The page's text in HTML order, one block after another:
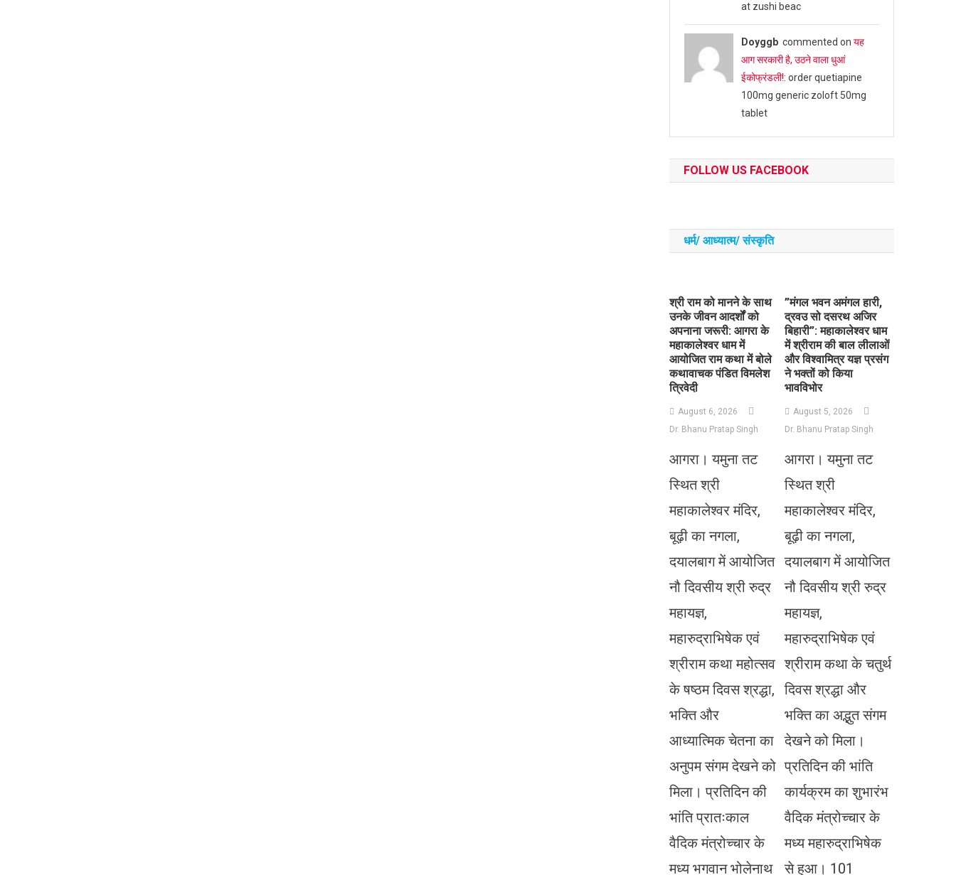
at zushi beac
Doyggbcommented on यह
आग सरकारी है, उठने वाला धुआं
ईकोफ्रंडली!: order quetiapine
100mg generic zoloft 50mg
tablet
FOLLOW US FACEBOOK
धर्म/ आध्‍यात्‍म/ संस्‍कृति
​श्री राम को मानने के साथ
उनके जीवन आदर्शों को
अपनाना जरूरी: आगरा के
महाकालेश्वर धाम में
आयोजित राम कथा में बोले
कथावाचक पंडित विमलेश
त्रिवेदी
August 6, 2026
Dr. Bhanu Pratap Singh
आगरा। यमुना तट
स्थित श्री
महाकालेश्वर मंदिर,
बूढ़ी का नगला,
दयालबाग में आयोजित
नौ दिवसीय श्री रुद्र
महायज्ञ,
महारुद्राभिषेक एवं
श्रीराम कथा महोत्सव
के षष्ठम दिवस श्रद्धा,
भक्ति और
आध्यात्मिक चेतना का
अनुपम संगम देखने को
मिला। प्रतिदिन की
भांति प्रातःकाल
वैदिक मंत्रोच्चार के
मध्य भगवान भोलेनाथ
​”मंगल भवन अमंगल हारी,
द्रवउ सो दसरथ अजिर
बिहारी”: महाकालेश्वर धाम
में श्रीराम की बाल लीलाओं
और विश्वामित्र यज्ञ प्रसंग
ने भक्तों को किया
भावविभोर
August 5, 2026
Dr. Bhanu Pratap Singh
आगरा। यमुना तट
स्थित श्री
महाकालेश्वर मंदिर,
बूढ़ी का नगला,
दयालबाग में आयोजित
नौ दिवसीय श्री रुद्र
महायज्ञ,
महारुद्राभिषेक एवं
श्रीराम कथा के चतुर्थ
दिवस श्रद्धा और
भक्ति का अद्भुत संगम
देखने को मिला।
प्रतिदिन की भांति
कार्यक्रम का शुभारंभ
वैदिक मंत्रोच्चार के
मध्य महारुद्राभिषेक
से हुआ। 101